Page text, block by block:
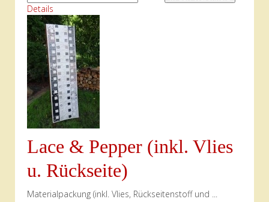
Details
Lace & Pepper (inkl. Vlies
u. Rückseite)
Materialpackung (inkl. Vlies, Rückseitenstoff und ...